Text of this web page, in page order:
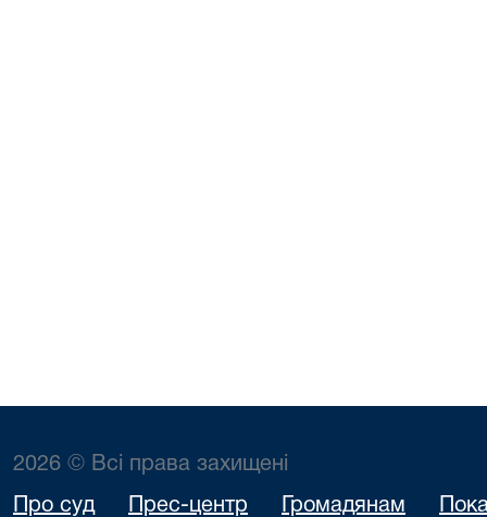
2026 © Всі права захищені
Про суд Прес-центр Громадянам